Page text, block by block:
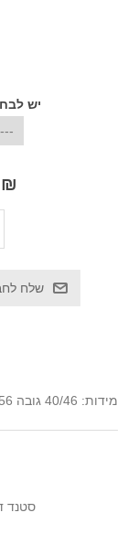
יש
₪ 120.00 ללא מע"מ
מידות: 40/46 גובה 56 ס"מ
סטנד